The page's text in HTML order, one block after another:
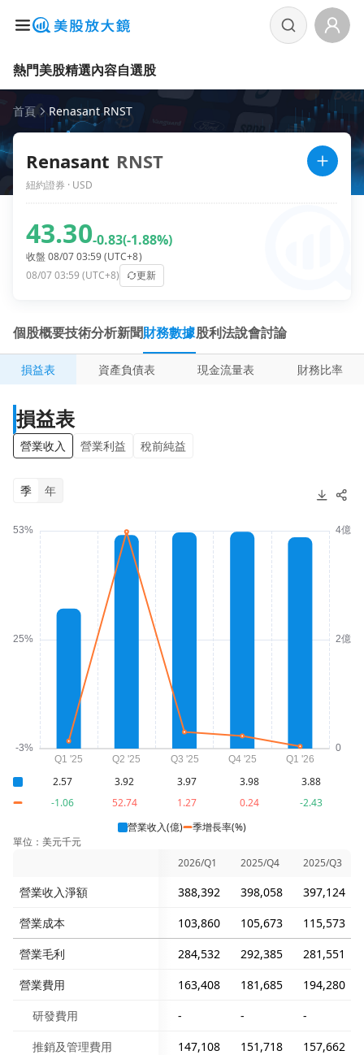
熱門美股精選內容自選股
首頁 Renasant RNST
Renasant RNST
紐約證券 · USD
43.30-0.83(-1.88%)
收盤 08/07 03:59 (UTC+8)
08/07 03:59 (UTC+8)
更新
個股概要技術分析新聞財務數據股利法說會討論
損益表 資產負債表 現金流量表 財務比率
損益表
營業收入 營業利益 稅前純益
季 年
2.57 3.92 3.97 3.98
3.88
-1.06
52.74 1.27 0.24
-2.43
營業收入(億)
季增長率(%)
單位：美元千元
2026/Q1
2025/Q4 2025/Q3
營業收入淨額 388,392 398,058
397,124
營業成本
103,860 105,673
115,573
營業毛利
284,532 292,385
281,551
營業費用
163,408 181,685
194,280
研發費用
- -
-
推銷及管理費用
147,108 151,718
157,662